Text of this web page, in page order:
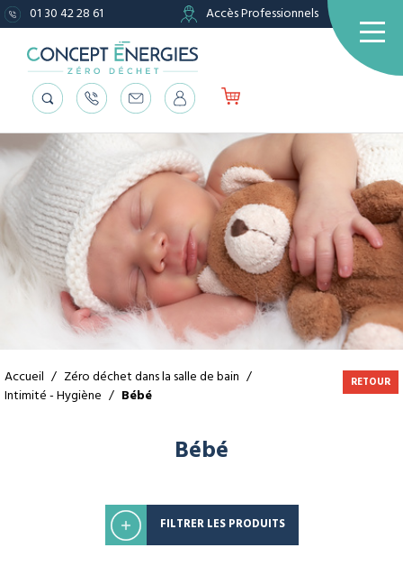
01 30 42 28 61 Accès Professionnels
Accueil / Zéro déchet dans la salle de bain /
Intimité - Hygiène / Bébé
RETOUR
Bébé
FILTRER LES PRODUITS